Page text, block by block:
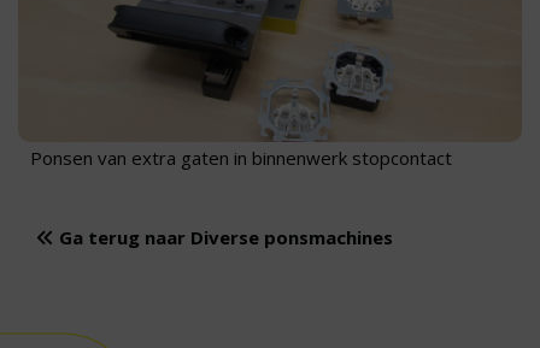
Ponsen van extra gaten in binnenwerk stopcontact
Ga terug naar Diverse ponsmachines